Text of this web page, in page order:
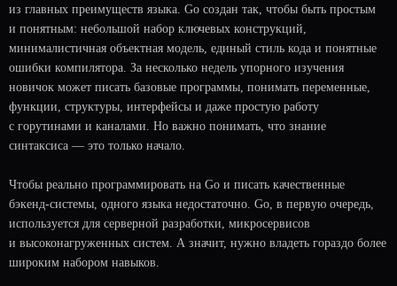
из главных преимуществ языка. Go создан так, чтобы быть простым
и понятным: небольшой набор ключевых конструкций,
минималистичная объектная модель, единый стиль кода и понятные
ошибки компилятора. За несколько недель упорного изучения
новичок может писать базовые программы, понимать переменные,
функции, структуры, интерфейсы и даже простую работу
с горутинами и каналами. Но важно понимать, что знание
синтаксиса — это только начало.
Чтобы реально программировать на Go и писать качественные
бэкенд-системы, одного языка недостаточно. Go, в первую очередь,
используется для серверной разработки, микросервисов
и высоконагруженных систем. А значит, нужно владеть гораздо более
широким набором навыков.